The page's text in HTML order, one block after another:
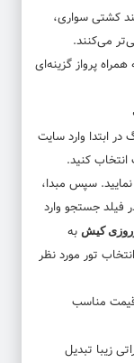
کشتی سواری،
می‌کنند.
پرواز گزینه‌ای
در ابتدا وارد سایت
کنید.
سپس مبدا،
فیلد جستجو وارد
کیش به
تور مورد نظر
زیبا تبدیل